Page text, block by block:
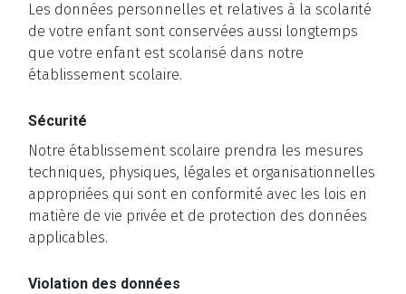
Les données personnelles et relatives à la scolarité
de votre enfant sont conservées aussi longtemps
que votre enfant est scolarisé dans notre
établissement scolaire.
Sécurité
Notre établissement scolaire prendra les mesures
techniques, physiques, légales et organisationnelles
appropriées qui sont en conformité avec les lois en
matière de vie privée et de protection des données
applicables.
Violation des données